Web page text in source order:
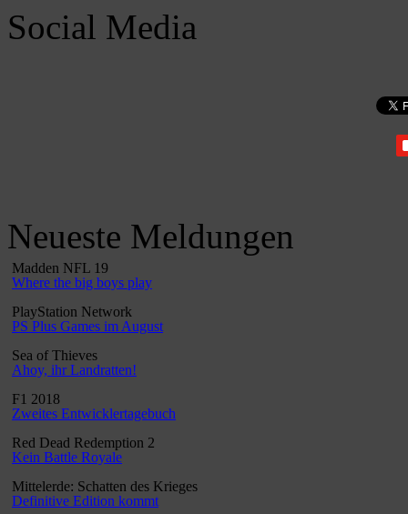
Social Media
Neueste Meldungen
Madden NFL 19
Where the big boys play
PlayStation Network
PS Plus Games im August
Sea of Thieves
Ahoy, ihr Landratten!
F1 2018
Zweites Entwicklertagebuch
Red Dead Redemption 2
Kein Battle Royale
Mittelerde: Schatten des Krieges
Definitive Edition kommt